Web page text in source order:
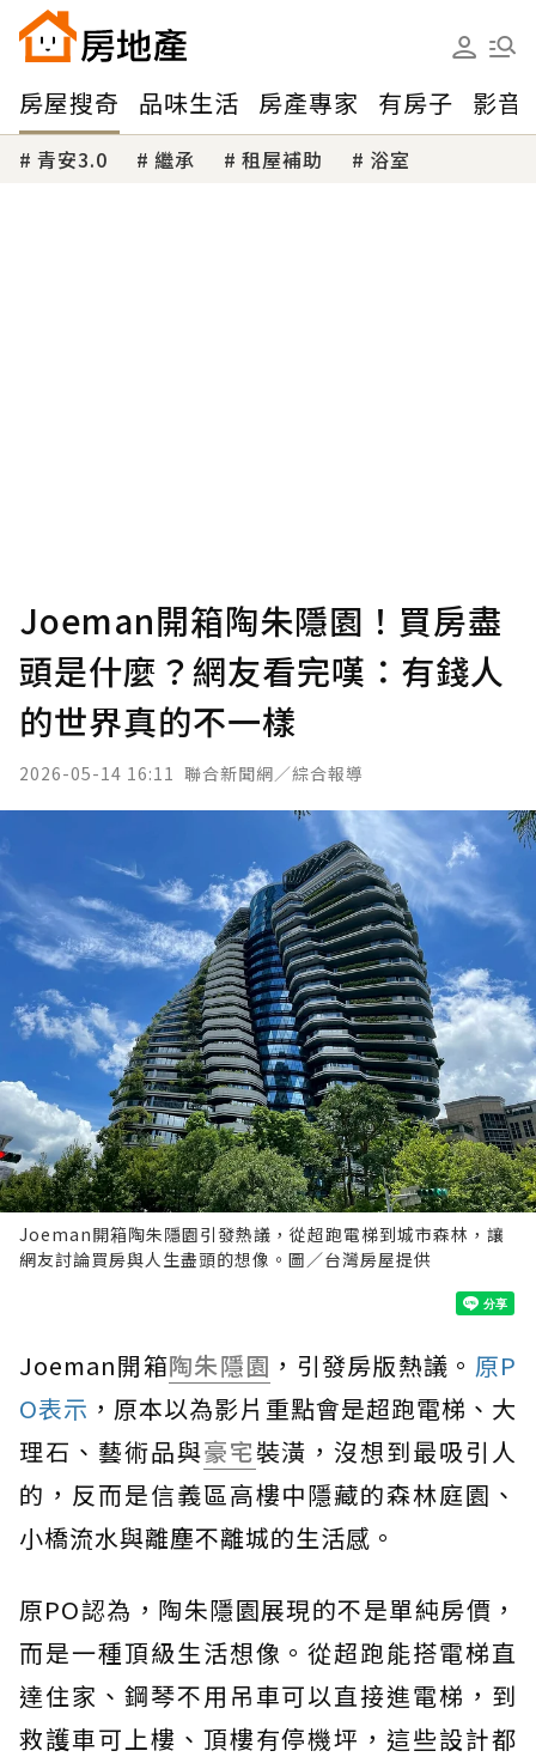
房屋搜奇 品味生活 房產專家 有房子 影音
青安3.0 繼承 租屋補助 浴室
Joeman開箱陶朱隱園！買房盡
頭是什麼？網友看完嘆：有錢人
的世界真的不一樣
2026-05-14 16:11 聯合新聞網／綜合報導
Joeman開箱陶朱隱園引發熱議，從超跑電梯到城市森林，讓
網友討論買房與人生盡頭的想像。圖／台灣房屋提供
Joeman開箱陶朱隱園 ，引發房版熱議。 原P
O表示 ，原本以為影片重點會是超跑電梯、大
理石、藝術品與豪宅裝潢，沒想到最吸引人
的，反而是信義區高樓中隱藏的森林庭園、
小橋流水與離塵不離城的生活感。
原PO認為，陶朱隱園展現的不是單純房價，
而是一種頂級生活想像。從超跑能搭電梯直
達住家、鋼琴不用吊車可以直接進電梯，到
救護車可上樓、頂樓有停機坪，這些設計都